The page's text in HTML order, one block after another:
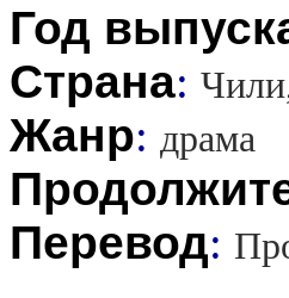
Год
Страна:
Жанр: драма
Перевод: